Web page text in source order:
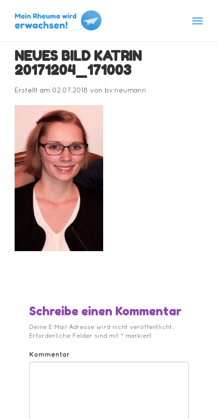
contentNEUES BILD KATRIN
20171204_171003
Erstellt am 02.07.2018 von bv.neumann
Schreibe einen Kommentar
Deine E-Mail-Adresse wird nicht veröffentlicht.
Erforderliche Felder sind mit * markiert
Kommentar